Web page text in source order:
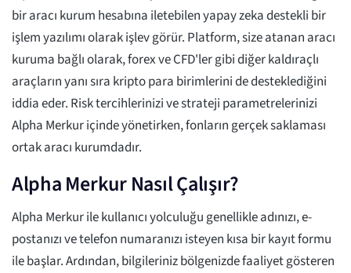
bir aracı kurum hesabına iletebilen yapay zeka destekli bir
işlem yazılımı olarak işlev görür. Platform, size atanan aracı
kuruma bağlı olarak, forex ve CFD'ler gibi diğer kaldıraçlı
araçların yanı sıra kripto para birimlerini de desteklediğini
iddia eder. Risk tercihlerinizi ve strateji parametrelerinizi
Alpha Merkur içinde yönetirken, fonların gerçek saklaması
ortak aracı kurumdadır.
Alpha Merkur Nasıl Çalışır?
Alpha Merkur ile kullanıcı yolculuğu genellikle adınızı, e-
postanızı ve telefon numaranızı isteyen kısa bir kayıt formu
ile başlar. Ardından, bilgileriniz bölgenizde faaliyet gösteren